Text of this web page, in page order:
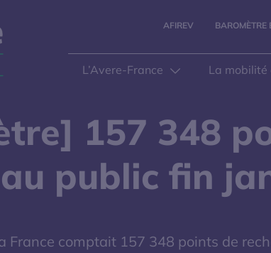
AFIREV BAROMÈTRE
L’Avere-France La mobilité
157 348
public fin
France comptait 157 348 points de